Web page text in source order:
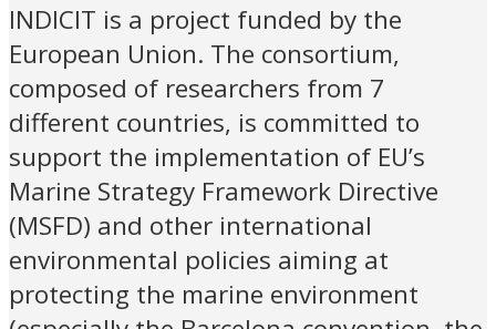
INDICIT is a project funded by the
European Union. The consortium,
composed of researchers from 7
different countries, is committed to
support the implementation of EU’s
Marine Strategy Framework Directive
(MSFD) and other international
environmental policies aiming at
protecting the marine environment